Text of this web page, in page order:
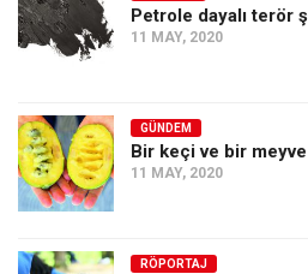
Petrole dayalı terör
11 MAY, 2020
GÜNDEM
Bir keçi ve bir meyve
11 MAY, 2020
RÖPORTAJ